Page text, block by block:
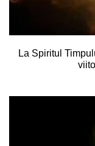
La Spiritul